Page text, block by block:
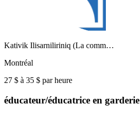
Kativik Ilisarniliriniq (La comm…
Montréal
27 $ à 35 $ par heure
éducateur/éducatrice en garderie